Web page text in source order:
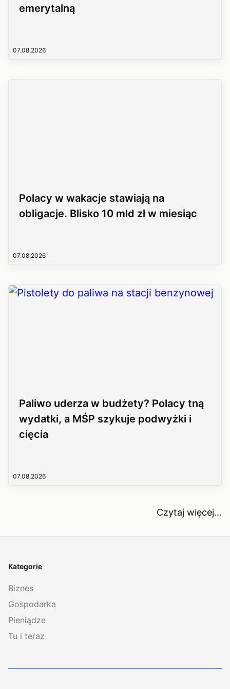
emerytalną
07.08.2026
Polacy w wakacje stawiają na
obligacje. Blisko 10 mld zł w miesiąc
07.08.2026
Paliwo uderza w budżety? Polacy tną
wydatki, a MŚP szykuje podwyżki i
cięcia
07.08.2026
Czytaj więcej...
Kategorie
Biznes
Gospodarka
Pieniądze
Tu i teraz